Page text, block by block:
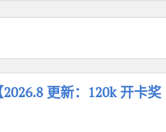
更新：120k 开卡奖